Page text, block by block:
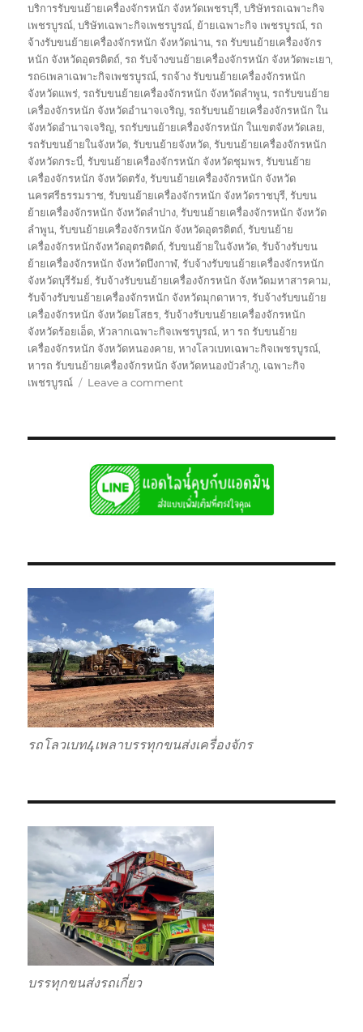
บริการรับขนย้ายเครื่องจักรหนัก จังหวัดเพชรบุรี,บริษัทรถเฉพาะกิจ
เพชรบูรณ์,บริษัทเฉพาะกิจเพชรบูรณ์, ย้ายเฉพาะกิจ เพชรบูรณ์,รถ
จ้างรับขนย้ายเครื่องจักรหนัก จังหวัดน่าน,รถ รับขนย้ายเครื่องจักร
หนัก จังหวัดอุตรดิตถ์,รถ รับจ้างขนย้ายเครื่องจักรหนัก จังหวัดพะเยา,
รถ6เพลาเฉพาะกิจเพชรบูรณ์,รถจ้าง รับขนย้ายเครื่องจักรหนัก
จังหวัดแพร่,รถรับขนย้ายเครื่องจักรหนัก จังหวัดลำพูน,รถรับขนย้าย
เครื่องจักรหนัก จังหวัดอำนาจเจริญ,รถรับขนย้ายเครื่องจักรหนัก ใน
จังหวัดอำนาจเจริญ,รถรับขนย้ายเครื่องจักรหนัก ในเขตจังหวัดเลย,
รถรับขนย้ายในจังหวัด,รับขนย้ายจังหวัด,รับขนย้ายเครื่องจักรหนัก
จังหวัดกระบี่,รับขนย้ายเครื่องจักรหนัก จังหวัดชุมพร,รับขนย้าย
เครื่องจักรหนัก จังหวัดตรัง,รับขนย้ายเครื่องจักรหนัก จังหวัด
นครศรีธรรมราช,รับขนย้ายเครื่องจักรหนัก จังหวัดราชบุรี,รับขน
ย้ายเครื่องจักรหนัก จังหวัดลำปาง,รับขนย้ายเครื่องจักรหนัก จังหวัด
ลำพูน,รับขนย้ายเครื่องจักรหนัก จังหวัดอุตรดิตถ์,รับขนย้าย
เครื่องจักรหนักจังหวัดอุตรดิตถ์,รับขนย้ายในจังหวัด,รับจ้างรับขน
ย้ายเครื่องจักรหนัก จังหวัดบึงกาฬ,รับจ้างรับขนย้ายเครื่องจักรหนัก
จังหวัดบุรีรัมย์,รับจ้างรับขนย้ายเครื่องจักรหนัก จังหวัดมหาสารคาม,
รับจ้างรับขนย้ายเครื่องจักรหนัก จังหวัดมุกดาหาร,รับจ้างรับขนย้าย
เครื่องจักรหนัก จังหวัดยโสธร,รับจ้างรับขนย้ายเครื่องจักรหนัก
จังหวัดร้อยเอ็ด,หัวลากเฉพาะกิจเพชรบูรณ์,หา รถ รับขนย้าย
เครื่องจักรหนัก จังหวัดหนองคาย,หางโลวเบทเฉพาะกิจเพชรบูรณ์,
หารถ รับขนย้ายเครื่องจักรหนัก จังหวัดหนองบัวลำภู, เฉพาะกิจ
เพชรบูรณ์
Leave a commenton
หัว
ลาก
หาง
โลวเบท
เตี้ย
รถโลวเบท4เพลาบรรทุกขนส่งเครื่องจักร
บรรทุกขนส่งรถเกี่ยว